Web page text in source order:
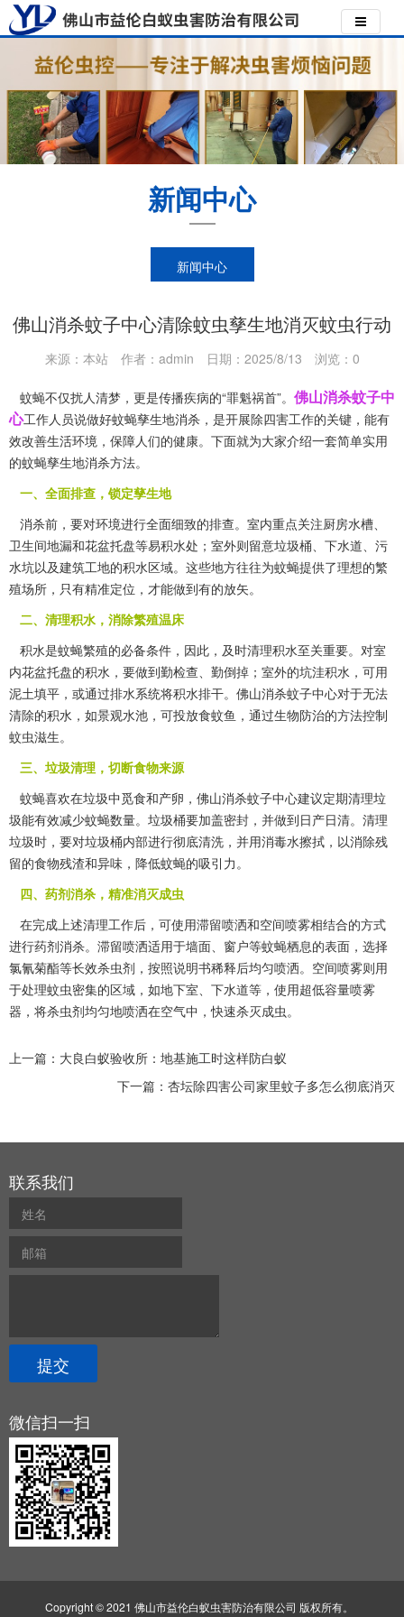
新闻中心
新闻中心
佛山消杀蚊子中心清除蚊虫孳生地消灭蚊虫行动
来源：本站 作者：admin 日期：2025/8/13 浏览： 0
蚊蝇不仅扰人清梦，更是传播疾病的“罪魁祸首”。 佛山消杀蚊子中
心工作人员说做好蚊蝇孳生地消杀，是开展除四害工作的关键，能有
效改善生活环境，保障人们的健康。下面就为大家介绍一套简单实用
的蚊蝇孳生地消杀方法。
一、全面排查，锁定孳生地
消杀前，要对环境进行全面细致的排查。室内重点关注厨房水槽、
卫生间地漏和花盆托盘等易积水处；室外则留意垃圾桶、下水道、污
水坑以及建筑工地的积水区域。这些地方往往为蚊蝇提供了理想的繁
殖场所，只有精准定位，才能做到有的放矢。
二、清理积水，消除繁殖温床
积水是蚊蝇繁殖的必备条件，因此，及时清理积水至关重要。对室
内花盆托盘的积水，要做到勤检查、勤倒掉；室外的坑洼积水，可用
泥土填平，或通过排水系统将积水排干。佛山消杀蚊子中心对于无法
清除的积水，如景观水池，可投放食蚊鱼，通过生物防治的方法控制
蚊虫滋生。
三、垃圾清理，切断食物来源
蚊蝇喜欢在垃圾中觅食和产卵，佛山消杀蚊子中心建议定期清理垃
圾能有效减少蚊蝇数量。垃圾桶要加盖密封，并做到日产日清。清理
垃圾时，要对垃圾桶内部进行彻底清洗，并用消毒水擦拭 ，以消除残
留的食物残渣和异味，降低蚊蝇的吸引力。
四、药剂消杀，精准消灭成虫
在完成上述清理工作后，可使用滞留喷洒和空间喷雾相结合的方式
进行药剂消杀。滞留喷洒适用于墙面、窗户等蚊蝇栖息的表面，选择
氯氰菊酯等长效杀虫剂，按照说明书稀释后均匀喷洒。空间喷雾则用
于处理蚊虫密集的区域，如地下室、下水道等，使用超低容量喷雾
器，将杀虫剂均匀地喷洒在空气中，快速杀灭成虫。
上一篇： 大良白蚁验收所：地基施工时这样防白蚁
下一篇： 杏坛除四害公司家里蚊子多怎么彻底消灭
联系我们
微信扫一扫
Copyright © 2021 佛山市益伦白蚁虫害防治有限公司 版权所有。